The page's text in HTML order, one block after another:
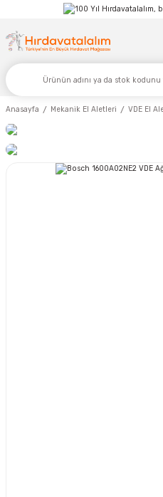
Hırdavatalalım,
Anasayfa Mekanik El Aletleri VDE El